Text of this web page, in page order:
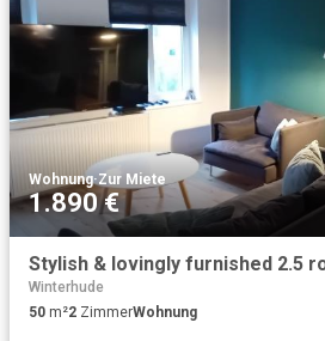
Wohnung·Zur Miete
1.890 €
Winterhude
50 m²2 ZimmerWohnung